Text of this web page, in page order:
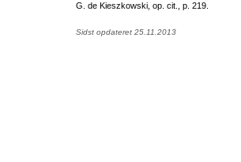
G. de Kieszkowski, op. cit., p. 219.
Sidst opdateret 25.11.2013